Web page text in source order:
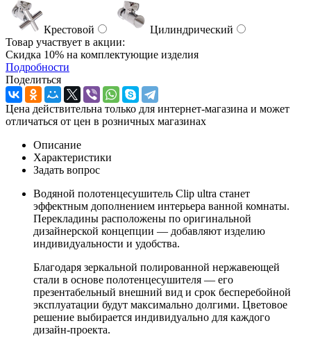
Крестовой
Цилиндрический
Товар участвует в акции:
Скидка 10% на комплектующие изделия
Подробности
Поделиться
Цена действительна только для интернет-магазина и может
отличаться от цен в розничных магазинах
Описание
Характеристики
Задать вопрос
Водяной полотенцесушитель Clip ultra станет
эффектным дополнением интерьера ванной комнаты.
Перекладины расположены по оригинальной
дизайнерской концепции — добавляют изделию
индивидуальности и удобства.
Благодаря зеркальной полированной нержавеющей
стали в основе полотенцесушителя — его
презентабельный внешний вид и срок бесперебойной
эксплуатации будут максимально долгими. Цветовое
решение выбирается индивидуально для каждого
дизайн-проекта.